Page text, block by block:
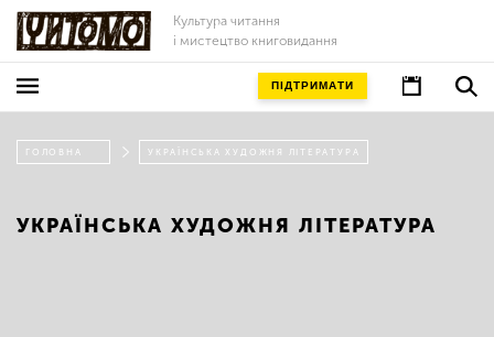
Культура читання
і мистецтво книговидання
ПІДТРИМАТИ
ГОЛОВНА УКРАЇНСЬКА ХУДОЖНЯ ЛІТЕРАТУРА
УКРАЇНСЬКА ХУДОЖНЯ ЛІТЕРАТУРА